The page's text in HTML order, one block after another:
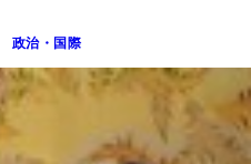
政治・国際